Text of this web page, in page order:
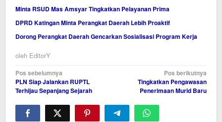
Minta RSUD Mas Amsyar Tingkatkan Pelayanan Prima
DPRD Katingan Minta Perangkat Daerah Lebih Proaktif
Dorong Perangkat Daerah Gencarkan Sosialisasi Program Kerja
oleh EditorY
Navigasi
pos
Pos sebelumnya
PLN Siap Jalankan RUPTL
Terhijau Sepanjang Sejarah
Pos berikutnya
Tingkatkan Pengawasan
Penerimaan Murid Baru